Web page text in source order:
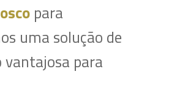
para
uma solução de
para